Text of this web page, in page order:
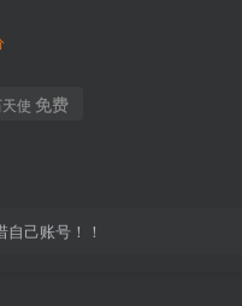
使 免费
己账号！！